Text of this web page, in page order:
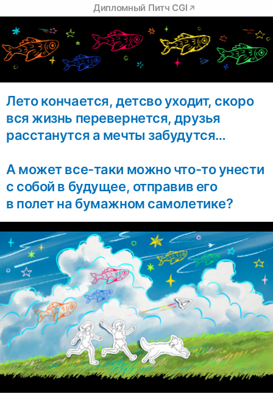
Дипломный Питч CGI
Лето кончается, детсво уходит, скоро
вся жизнь перевернется, друзья
расстанутся а мечты забудутся…
А может все-таки можно что-то унести
с собой в будущее, отправив его
в полет на бумажном самолетике?